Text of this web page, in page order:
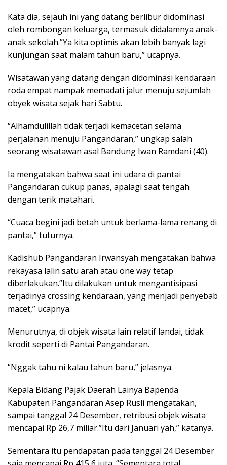
Kata dia, sejauh ini yang datang berlibur didominasi
oleh rombongan keluarga, termasuk didalamnya anak-
anak sekolah.”Ya kita optimis akan lebih banyak lagi
kunjungan saat malam tahun baru,” ucapnya.
Wisatawan yang datang dengan didominasi kendaraan
roda empat nampak memadati jalur menuju sejumlah
obyek wisata sejak hari Sabtu.
“Alhamdulillah tidak terjadi kemacetan selama
perjalanan menuju Pangandaran,” ungkap salah
seorang wisatawan asal Bandung Iwan Ramdani (40).
Ia mengatakan bahwa saat ini udara di pantai
Pangandaran cukup panas, apalagi saat tengah
dengan terik matahari.
“Cuaca begini jadi betah untuk berlama-lama renang di
pantai,” tuturnya.
Kadishub Pangandaran Irwansyah mengatakan bahwa
rekayasa lalin satu arah atau one way tetap
diberlakukan.”Itu dilakukan untuk mengantisipasi
terjadinya crossing kendaraan, yang menjadi penyebab
macet,” ucapnya.
Menurutnya, di objek wisata lain relatif landai, tidak
krodit seperti di Pantai Pangandaran.
“Nggak tahu ni kalau tahun baru,” jelasnya.
Kepala Bidang Pajak Daerah Lainya Bapenda
Kabupaten Pangandaran Asep Rusli mengatakan,
sampai tanggal 24 Desember, retribusi objek wisata
mencapai Rp 26,7 miliar.”Itu dari Januari yah,” katanya.
Sementara itu pendapatan pada tanggal 24 Desember